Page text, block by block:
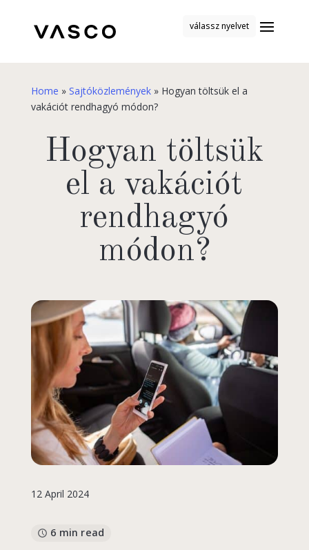
válassz nyelvet
Home » Sajtóközlemények» Hogyan töltsük el a
vakációt rendhagyó módon?
Hogyan töltsük
el a vakációt
rendhagyó
módon?
12 April 2024
6 min read